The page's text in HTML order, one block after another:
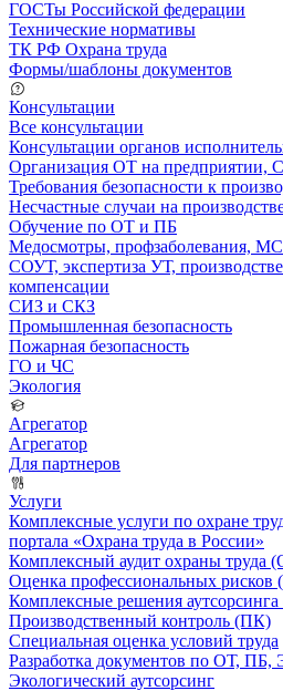
ГОСТы Российской федерации
Технические нормативы
ТК РФ Охрана труда
Формы/шаблоны документов
Консультации
Все консультации
Консультации органов
Организация ОТ на предприятии,
Требования безопасности к
Несчастные случаи на
Обучение по ОТ и ПБ
Медосмотры, профзаболевания,
СОУТ, экспертиза УТ,
компенсации
СИЗ и СКЗ
Промышленная безопасность
Пожарная безопасность
ГО и ЧС
Экология
Агрегатор
Агрегатор
Для партнеров
Услуги
Комплексные услуги по охране
портала «Охрана труда в России»
Комплексный аудит охраны труда
Оценка профессиональных
Комплексные решения аутсорсинга
Производственный контроль (ПК)
Специальная оценка условий труда
Разработка документов по ОТ, ПБ,
Экологический аутсорсинг